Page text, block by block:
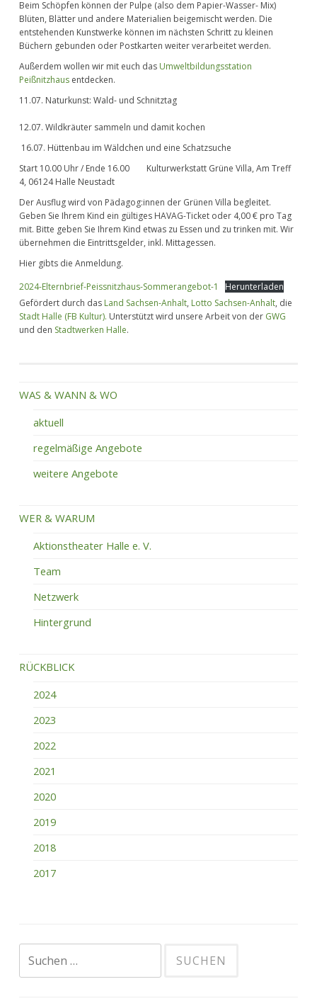
Beim Schöpfen können der Pulpe (also dem Papier-Wasser- Mix)
Blüten, Blätter und andere Materialien beigemischt werden. Die
entstehenden Kunstwerke können im nächsten Schritt zu kleinen
Büchern gebunden oder Postkarten weiter verarbeitet werden.
Außerdem wollen wir mit euch das Umweltbildungsstation
Peißnitzhaus entdecken.
11.07. Naturkunst: Wald- und Schnitztag
12.07. Wildkräuter sammeln und damit kochen
16.07. Hüttenbau im Wäldchen und eine Schatzsuche
Start 10.00 Uhr / Ende 16.00
Kulturwerkstatt Grüne Villa, Am Treff
4, 06124 Halle Neustadt
Der Ausflug wird von Pädagog:innen der Grünen Villa begleitet.
Geben Sie Ihrem Kind ein gültiges HAVAG-Ticket oder 4,00 € pro Tag
mit. Bitte geben Sie Ihrem Kind etwas zu Essen und zu trinken mit. Wir
übernehmen die Eintrittsgelder, inkl. Mittagessen.
Hier gibts die Anmeldung.
2024-Elternbrief-Peissnitzhaus-Sommerangebot-1
Herunterladen
Gefördert durch das Land Sachsen-Anhalt, Lotto Sachsen-Anhalt, die
Stadt Halle (FB Kultur). Unterstützt wird unsere Arbeit von der GWG
und den Stadtwerken Halle.
WAS & WANN & WO
aktuell
regelmäßige Angebote
weitere Angebote
WER & WARUM
Aktionstheater Halle e. V.
Team
Netzwerk
Hintergrund
RÜCKBLICK
2024
2023
2022
2021
2020
2019
2018
2017
Suchen
nach: